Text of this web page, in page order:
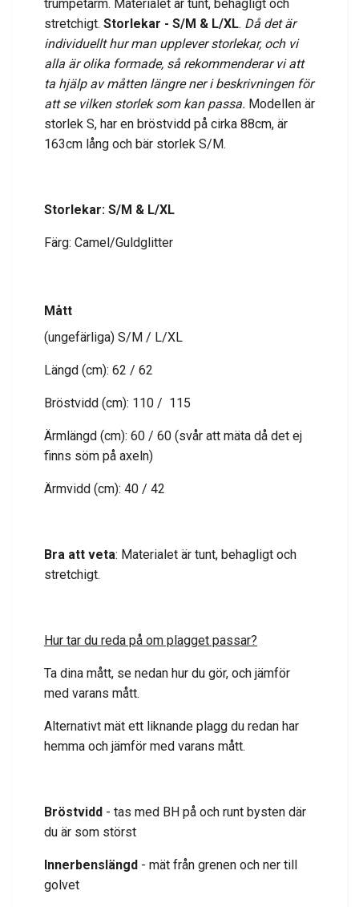
trumpetärm. Materialet är tunt, behagligt och
stretchigt. Storlekar - S/M & L/XL. Då det är
individuellt hur man upplever storlekar, och vi
alla är olika formade, så rekommenderar vi att
ta hjälp av måtten längre ner i beskrivningen för
att se vilken storlek som kan passa. Modellen är
storlek S, har en bröstvidd på cirka 88cm, är
163cm lång och bär storlek S/M.
Storlekar: S/M & L/XL
Färg: Camel/Guldglitter
Mått
(ungefärliga) S/M / L/XL
Längd (cm): 62 / 62
Bröstvidd (cm): 110 / 115
Ärmlängd (cm): 60 / 60 (svår att mäta då det ej
finns söm på axeln)
Ärmvidd (cm): 40 / 42
Bra att veta: Materialet är tunt, behagligt och
stretchigt.
Hur tar du reda på om plagget passar?
Ta dina mått, se nedan hur du gör, och jämför
med varans mått.
Alternativt mät ett liknande plagg du redan har
hemma och jämför med varans mått.
Bröstvidd - tas med BH på och runt bysten där
du är som störst
Innerbenslängd - mät från grenen och ner till
golvet